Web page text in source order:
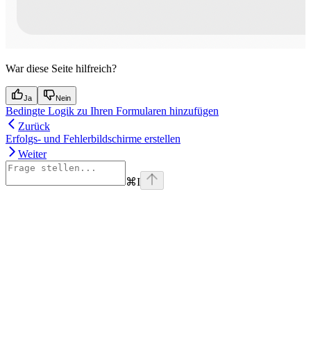
War diese Seite hilfreich?
Ja Nein
Bedingte Logik zu Ihren Formularen hinzufügen
Zurück
Erfolgs- und Fehlerbildschirme erstellen
Weiter
⌘I